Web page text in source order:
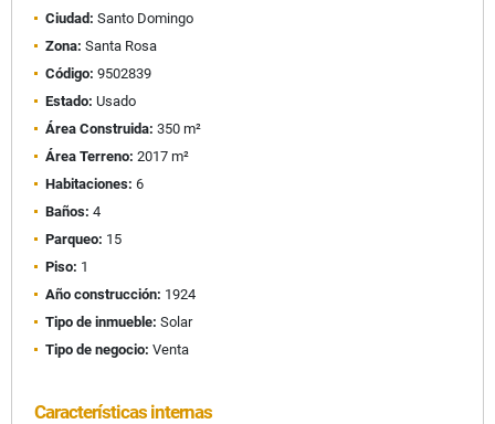
Ciudad: Santo Domingo
Zona: Santa Rosa
Código: 9502839
Estado: Usado
Área Construida: 350 m²
Área Terreno: 2017 m²
Habitaciones: 6
Baños: 4
Parqueo: 15
Piso: 1
Año construcción: 1924
Tipo de inmueble: Solar
Tipo de negocio: Venta
Características internas